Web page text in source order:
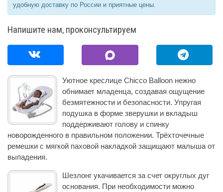
удобную доставку по России и приятные цены.
Напишите нам, проконсультируем
Уютное креслице Chicco Balloon нежно
обнимает младенца, создавая ощущение
безмятежности и безопасности. Упругая
подушка в форме зверушки и вкладыш
поддерживают голову и спинку
новорожденного в правильном положении. Трёхточечные
ремешки с мягкой паховой накладкой защищают малыша от
выпадения.
Шезлонг укачивается за счет округлых дуг
основания. При необходимости можно